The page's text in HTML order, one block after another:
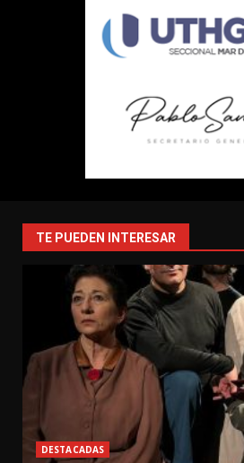
TE PUEDEN INTERESAR
DESTACADAS